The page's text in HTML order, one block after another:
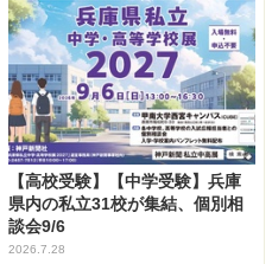
【高校受験】【中学受験】兵庫
県内の私立31校が集結、個別相
談会9/6
2026.7.28